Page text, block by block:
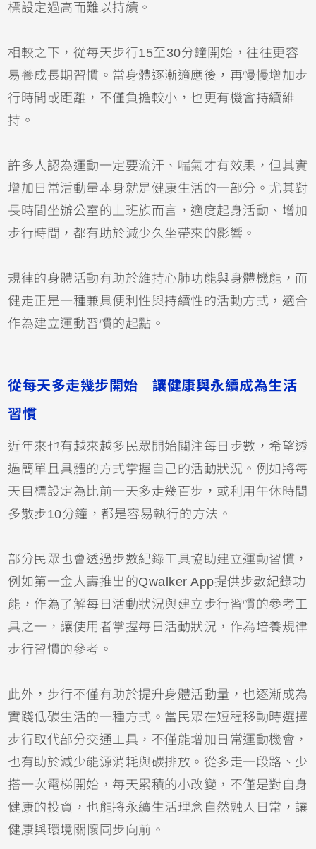
標設定過高而難以持續。
相較之下，從每天步行15至30分鐘開始，往往更容
易養成長期習慣。當身體逐漸適應後，再慢慢增加步
行時間或距離，不僅負擔較小，也更有機會持續維
持。
許多人認為運動一定要流汗、喘氣才有效果，但其實
增加日常活動量本身就是健康生活的一部分。尤其對
長時間坐辦公室的上班族而言，適度起身活動、增加
步行時間，都有助於減少久坐帶來的影響。
規律的身體活動有助於維持心肺功能與身體機能，而
健走正是一種兼具便利性與持續性的活動方式，適合
作為建立運動習慣的起點。
從每天多走幾步開始 讓健康與永續成為生活
習慣
近年來也有越來越多民眾開始關注每日步數，希望透
過簡單且具體的方式掌握自己的活動狀況。例如將每
天目標設定為比前一天多走幾百步，或利用午休時間
多散步10分鐘，都是容易執行的方法。
部分民眾也會透過步數紀錄工具協助建立運動習慣，
例如第一金人壽推出的Qwalker App提供步數紀錄功
能，作為了解每日活動狀況與建立步行習慣的參考工
具之一，讓使用者掌握每日活動狀況，作為培養規律
步行習慣的參考。
此外，步行不僅有助於提升身體活動量，也逐漸成為
實踐低碳生活的一種方式。當民眾在短程移動時選擇
步行取代部分交通工具，不僅能增加日常運動機會，
也有助於減少能源消耗與碳排放。從多走一段路、少
搭一次電梯開始，每天累積的小改變，不僅是對自身
健康的投資，也能將永續生活理念自然融入日常，讓
健康與環境關懷同步向前。